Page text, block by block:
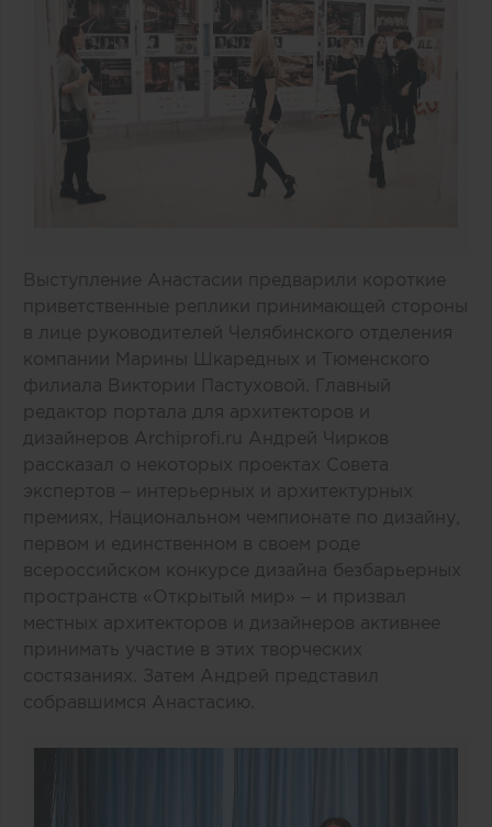
Выступление Анастасии предварили короткие
приветственные реплики принимающей стороны
в лице руководителей Челябинского отделения
компании Марины Шкаредных и Тюменского
филиала Виктории Пастуховой. Главный
редактор портала для архитекторов и
дизайнеров Archiprofi.ru Андрей Чирков
рассказал о некоторых проектах Совета
экспертов – интерьерных и архитектурных
премиях,
Национальном чемпионате по дизайну
первом и единственном в своем роде
всероссийском конкурсе дизайна безбарьерных
пространств «Открытый мир» – и призвал
местных архитекторов и дизайнеров активнее
принимать участие в этих творческих
состязаниях. Затем Андрей представил
собравшимся Анастасию.